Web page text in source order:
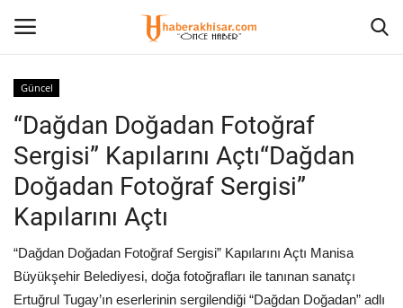
Anasayfa
Kültür Sanat
Güncel
Künye
Güncel
“Dağdan Doğadan Fotoğraf
Sergisi” Kapılarını Açtı“Dağdan
Doğadan Fotoğraf Sergisi”
Kapılarını Açtı
“Dağdan Doğadan Fotoğraf Sergisi” Kapılarını Açtı Manisa
Büyükşehir Belediyesi, doğa fotoğrafları ile tanınan sanatçı
Ertuğrul Tugay’ın eserlerinin sergilendiği “Dağdan Doğadan” adlı